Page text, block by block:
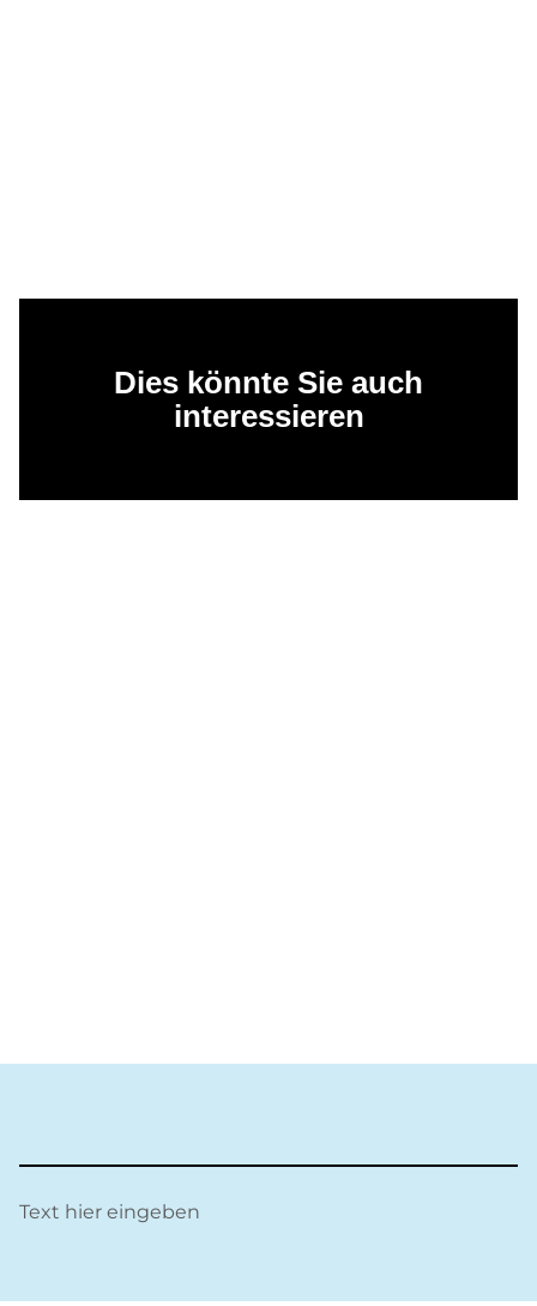
Dies könnte Sie auch
interessieren
Text hier eingeben